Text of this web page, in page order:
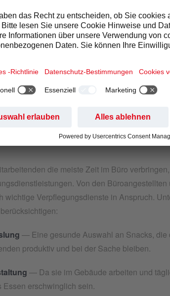
Unternehmen ein begehrtes
die meiste Zeit im Büro
Von den
wichtige Verpflegungsdienste in Anspruch.
— Eine gesunde Auswahl an Snacks, die
produktiv und bei der Sache bleiben.
— Da sie im Gebäude arbeiten und
Essen erschwinglich sein.